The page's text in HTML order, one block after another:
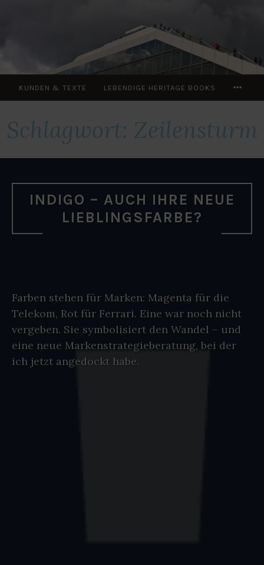
KUNDEN & TEXTE LEBENDIGE HERITAGE BOOKS
Schlagwort: Zeilensturm
INDIGO – AUCH IHRE NEUE
LIEBLINGSFARBE?
Farben stehen für Marken: Magenta für die
Telekom, Rot für Ferrari. Eine war noch nicht
vergeben. Sie symbolisiert den Wandel – und
eine neue Markenstrategieberatung, bei der
ich jetzt angedockt habe.